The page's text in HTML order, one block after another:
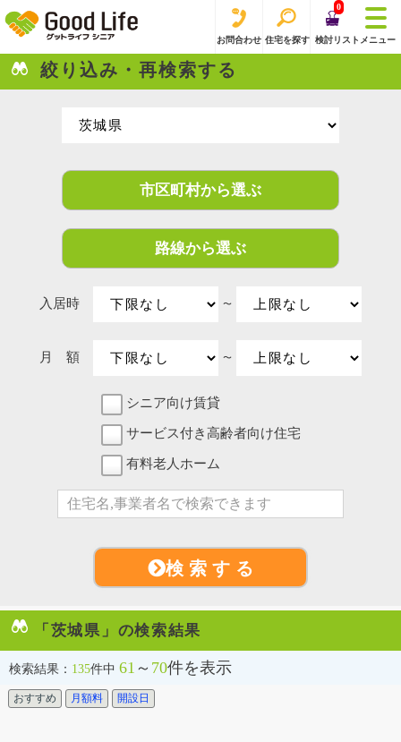
お問合わせ 住宅を探す
0
検討リスト メニュー
絞り込み・再検索する
市区町村から選ぶ
路線から選ぶ
入居時 〜
月 額 〜
シニア向け賃貸
サービス付き高齢者向け住宅
有料老人ホーム
検 索 す る
「茨城県」の検索結果
検索結果： 135件中 61 ～ 70件を表示
おすすめ 月額料 開設日